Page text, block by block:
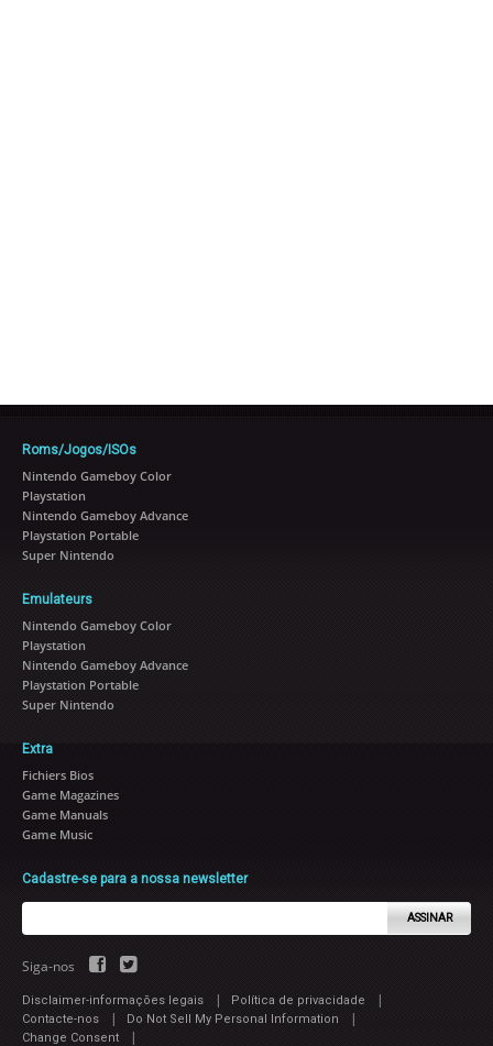
Roms/Jogos/ISOs
Nintendo Gameboy Color
Playstation
Nintendo Gameboy Advance
Playstation Portable
Super Nintendo
Emulateurs
Nintendo Gameboy Color
Playstation
Nintendo Gameboy Advance
Playstation Portable
Super Nintendo
Extra
Fichiers Bios
Game Magazines
Game Manuals
Game Music
Cadastre-se para a nossa newsletter
ASSINAR
Siga-nos
Disclaimer-informações legais | Política de privacidade |
Contacte-nos | Do Not Sell My Personal Information |
Change Consent |